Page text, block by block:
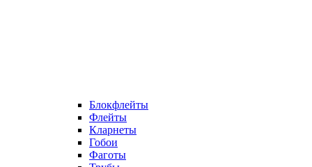
Блокфлейты
Флейты
Кларнеты
Гобои
Фаготы